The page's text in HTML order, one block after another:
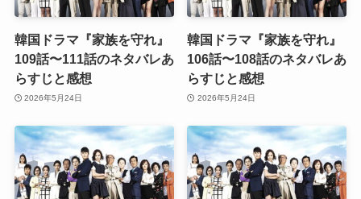
韓国ドラマ『家族を守れ』
109話〜111話のネタバレあ
らすじと感想
2026年5月24日
韓国ドラマ『家族を守れ』
106話〜108話のネタバレあ
らすじと感想
2026年5月24日